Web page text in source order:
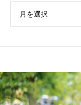
月を選択